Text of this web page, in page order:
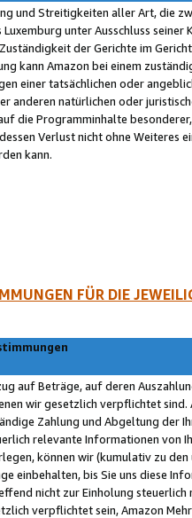
und Streitigkeiten aller Art, die
unter Ausschluss
der Gerichte im
kann Amazon bei einem
einer tatsächlichen oder
anderen natürlichen oder
die Programminhalte
Verlust nicht ohne Weiteres
kann.
FÜR DIE
auf Beträge, auf deren
wir gesetzlich verpflichtet
Zahlung und Abgeltung der
relevante Informationen von
können wir (kumulativ zu
einbehalten, bis Sie uns diese
nicht zur Einholung
verpflichtet sein, Amazon